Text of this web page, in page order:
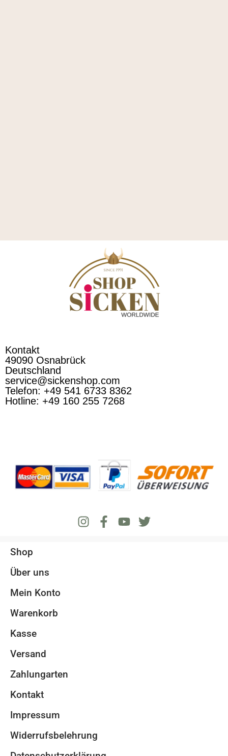
Kontakt
49090 Osnabrück
Deutschland
service@sickenshop.com
Telefon: +49 541 6733 8362
Hotline: +49 160 255 7268
Shop
Über uns
Mein Konto
Warenkorb
Kasse
Versand
Zahlungarten
Kontakt
Impressum
Widerrufsbelehrung